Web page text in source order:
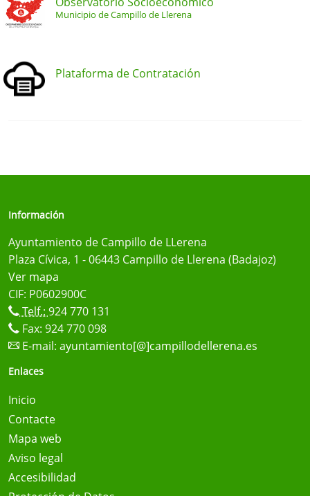
Municipio de Campillo de Llerena
Plataforma de Contratación
Información
Ayuntamiento de Campillo de LLerena
Plaza Cívica, 1 - 06443 Campillo de Llerena (Badajoz)
Ver mapa
CIF: P0602900C
Telf.: 924 770 131
Fax: 924 770 098
E-mail: ayuntamiento[@]campillodellerena.es
Enlaces
Inicio
Contacte
Mapa web
Aviso legal
Accesibilidad